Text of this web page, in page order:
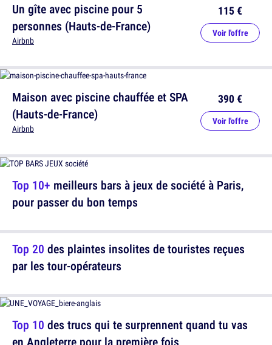
Maison avec piscine chauffée et SPA
(Hauts-de-France)
Airbnb
390 €
Voir l'offre
Top 20 des plaintes insolites de touristes reçues
par les tour-opérateurs
Un gîte avec piscine pour 5
personnes (Hauts-de-France)
Airbnb
115 €
Voir l'offre
Top 10+ meilleurs bars à jeux de société à Paris,
pour passer du bon temps
Top 10 des trucs qui te surprennent quand tu vas
en Angleterre pour la première fois